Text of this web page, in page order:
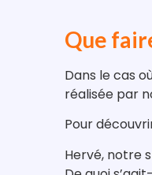
Que
Dans le cas
réalisée par
Pour
Hervé, notre